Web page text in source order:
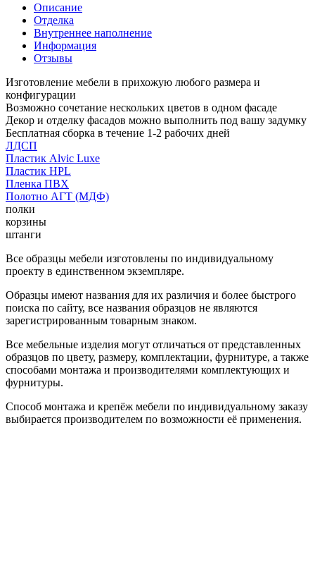
Описание
Отделка
Внутреннее наполнение
Информация
Отзывы
Изготовление мебели в прихожую любого размера и
конфигурации
Возможно сочетание нескольких цветов в одном фасаде
Декор и отделку фасадов можно выполнить под вашу задумку
Бесплатная сборка в течение 1-2 рабочих дней
ЛДСП
Пластик Alvic Luxe
Пластик HPL
Пленка ПВХ
Полотно АГТ (МДФ)
полки
корзины
штанги
Все образцы мебели изготовлены по индивидуальному
проекту в единственном экземпляре.
Образцы имеют названия для их различия и более быстрого
поиска по сайту, все названия образцов не являются
зарегистрированным товарным знаком.
Все мебельные изделия могут отличаться от представленных
образцов по цвету, размеру, комплектации, фурнитуре, а также
способами монтажа и производителями комплектующих и
фурнитуры.
Способ монтажа и крепёж мебели по индивидуальному заказу
выбирается производителем по возможности её применения.